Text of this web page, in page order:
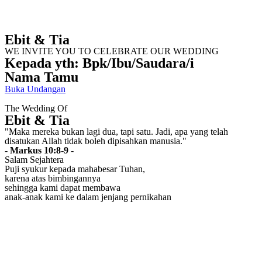
Ebit & Tia
WE INVITE YOU TO CELEBRATE OUR WEDDING
Kepada yth: Bpk/Ibu/Saudara/i
Nama Tamu
Buka Undangan
The Wedding Of
Ebit & Tia
"Maka mereka bukan lagi dua, tapi satu. Jadi, apa yang telah
disatukan Allah tidak boleh dipisahkan manusia."
- Markus 10:8-9 -
Salam Sejahtera
Puji syukur kepada mahabesar Tuhan,
karena atas bimbingannya
sehingga kami dapat membawa
anak-anak kami ke dalam jenjang pernikahan